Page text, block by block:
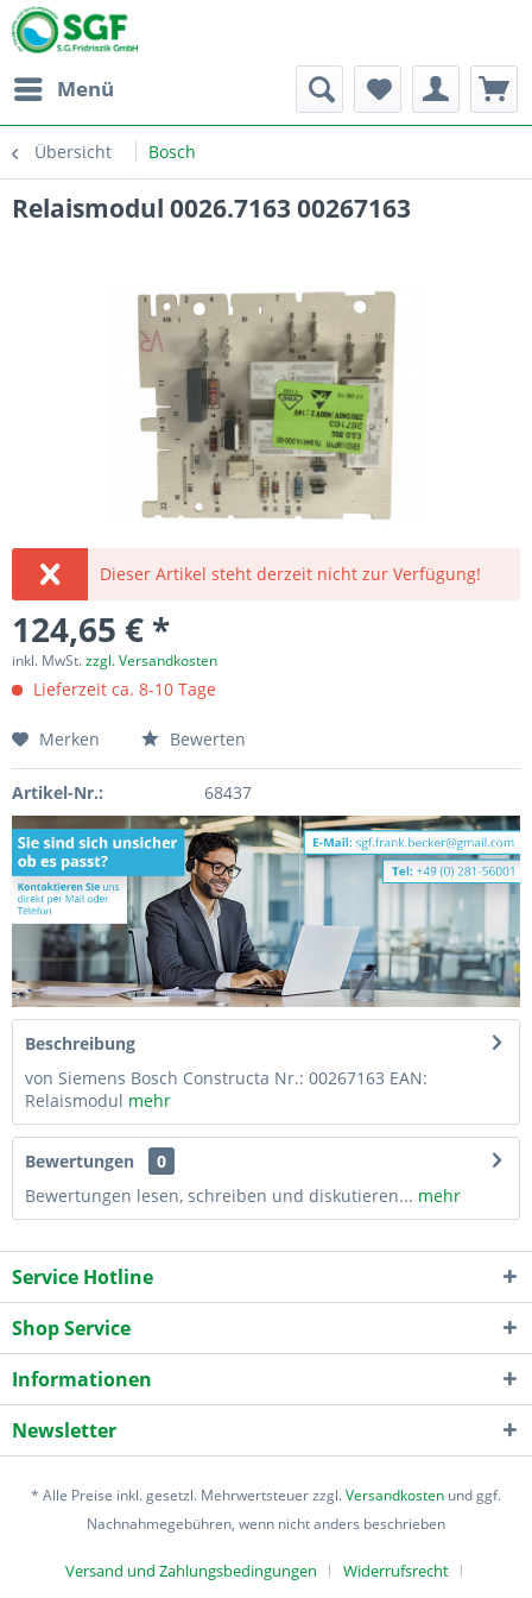
Menü
Übersicht Bosch
Relaismodul 0026.7163 00267163
Dieser Artikel steht derzeit nicht zur Verfügung!
124,65 € *
inkl. MwSt.zzgl. Versandkosten
Lieferzeit ca. 8-10 Tage
Merken Bewerten
Artikel-Nr.: 68437
Beschreibung
von Siemens Bosch Constructa Nr.: 00267163 EAN:
Relaismodul mehr
Bewertungen
0
Bewertungen lesen, schreiben und diskutieren... mehr
Service Hotline
Shop Service
Informationen
Newsletter
* Alle Preise inkl. gesetzl. Mehrwertsteuer zzgl.Versandkosten und ggf.
Nachnahmegebühren, wenn nicht anders beschrieben
Versand und Zahlungsbedingungen Widerrufsrecht